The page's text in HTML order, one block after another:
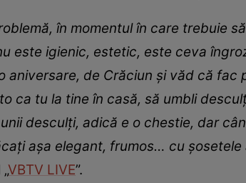
în momentul în care trebuie
este igienic, estetic, este ceva
aniversare, de Crăciun și văd că
ca tu la tine în casă, să umbli
desculți, adică e o chestie, dar
așa elegant, frumos… cu
VBTV LIVE”.